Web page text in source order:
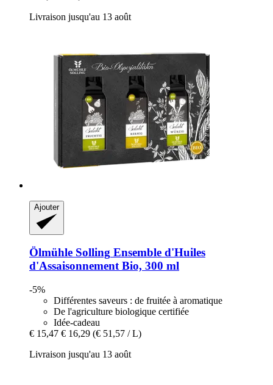
Livraison jusqu'au 13 août
Ajouter
Ölmühle Solling Ensemble d'Huiles
d'Assaisonnement Bio, 300 ml
-5%
Différentes saveurs : de fruitée à aromatique
De l'agriculture biologique certifiée
Idée-cadeau
€ 15,47 € 16,29 (€ 51,57 / L)
Livraison jusqu'au 13 août